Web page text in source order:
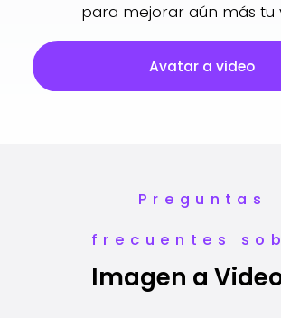
para mejorar aún más tu
Avatar a video
Preguntas
frecuentes
Imagen a